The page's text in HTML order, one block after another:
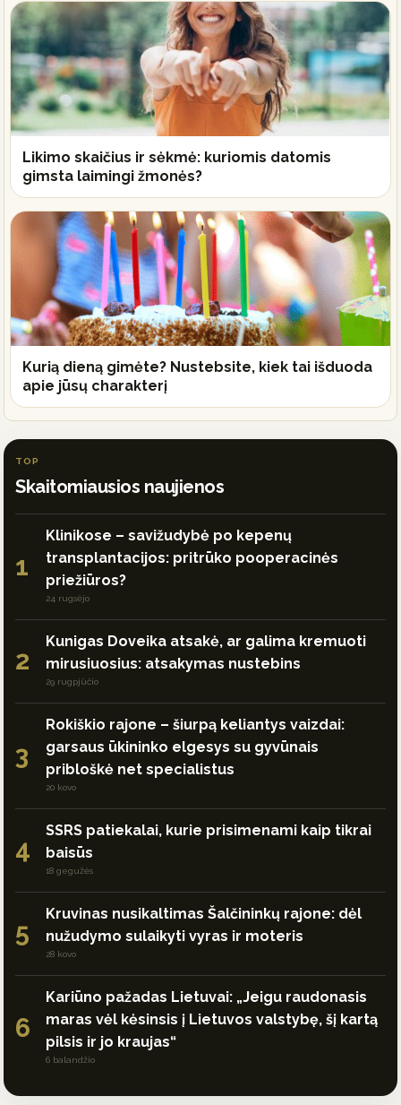
Likimo skaičius ir sėkmė: kuriomis datomis
gimsta laimingi žmonės?
Kurią dieną gimėte? Nustebsite, kiek tai išduoda
apie jūsų charakterį
TOP
Skaitomiausios naujienos
1
Klinikose – savižudybė po kepenų
transplantacijos: pritrūko pooperacinės
priežiūros?
24 rugsėjo
2
Kunigas Doveika atsakė, ar galima kremuoti
mirusiuosius: atsakymas nustebins
29 rugpjūčio
3
Rokiškio rajone – šiurpą keliantys vaizdai:
garsaus ūkininko elgesys su gyvūnais
pribloškė net specialistus
20 kovo
4
SSRS patiekalai, kurie prisimenami kaip tikrai
baisūs
18 gegužės
5
Kruvinas nusikaltimas Šalčininkų rajone: dėl
nužudymo sulaikyti vyras ir moteris
28 kovo
6
Kariūno pažadas Lietuvai: „Jeigu raudonasis
maras vėl kėsinsis į Lietuvos valstybę, šį kartą
pilsis ir jo kraujas“
6 balandžio